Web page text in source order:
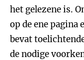
het gelezene is.
op de ene pagina
bevat
de nodige